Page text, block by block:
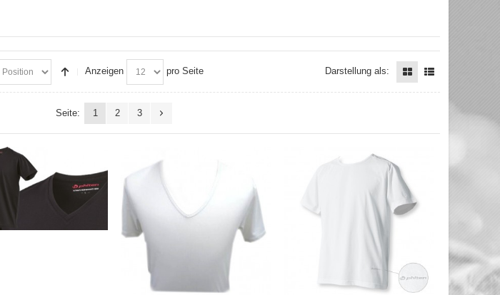
Anzeigen pro Seite Darstellung als:
Seite: 1 2 3